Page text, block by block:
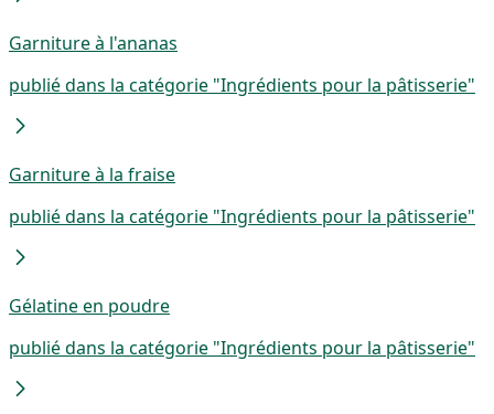
Garniture à l'ananas
publié dans la catégorie "Ingrédients pour la pâtisserie"
Garniture à la fraise
publié dans la catégorie "Ingrédients pour la pâtisserie"
Gélatine en poudre
publié dans la catégorie "Ingrédients pour la pâtisserie"